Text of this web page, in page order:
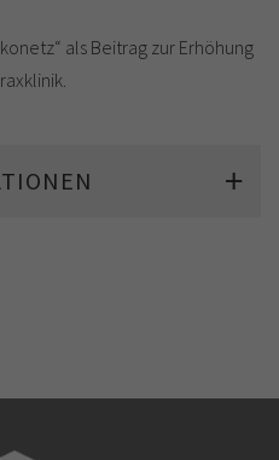
als Beitrag zur Erhöhung